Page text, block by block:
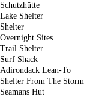
Schutzhütte
Lake Shelter
Shelter
Overnight Sites
Trail Shelter
Surf Shack
Adirondack Lean-To
Shelter From The Storm
Seamans Hut